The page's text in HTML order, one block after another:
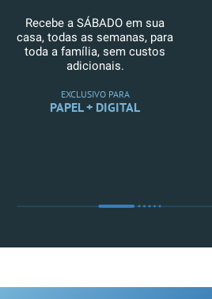
Recebe a SÁBADO em sua
casa, todas as semanas, para
toda a família, sem custos
adicionais.
EXCLUSIVO PARA
PAPEL + DIGITAL